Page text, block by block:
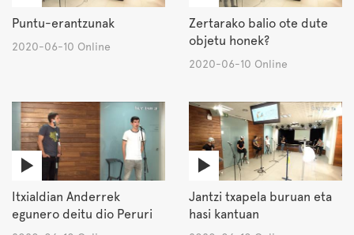
Puntu-erantzunak
2020-06-10 Online
Zertarako balio ote dute
objetu honek?
2020-06-10 Online
Itxialdian Anderrek
egunero deitu dio Peruri
Jantzi txapela buruan eta
hasi kantuan